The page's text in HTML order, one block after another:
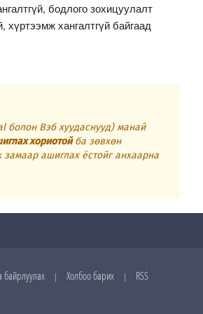
бодлого зохицуулалт
хүртээмж хангалтгүй байгаад
болон Вэб хуудаснууд) манай
хориотойба зөвхөн
ашиглах ёстойг анхаарна
байрлуулах | Холбоо барих | RSS